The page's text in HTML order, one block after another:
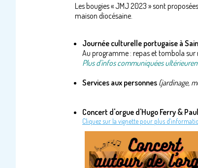
Les bougies « JMJ 2023 » sont
maison diocésaine.
Journée culturelle portugaise à
Au programme : repas et tombola sur
Plus d'infos communiquées
Services aux personnes (jardinage,
Concert d'orgue d'Hugo Ferry &
Cliquez sur la vignette pour plus